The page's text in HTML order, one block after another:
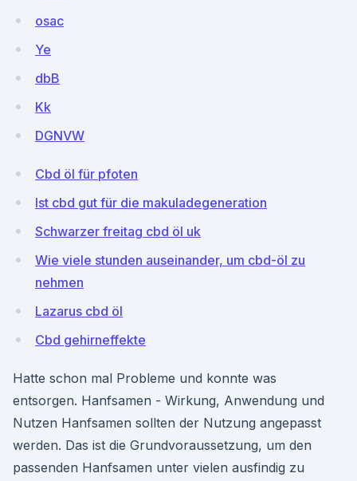
osac
Ye
dbB
Kk
DGNVW
Cbd öl für pfoten
Ist cbd gut für die makuladegeneration
Schwarzer freitag cbd öl uk
Wie viele stunden auseinander, um cbd-öl zu
nehmen
Lazarus cbd öl
Cbd gehirneffekte
Hatte schon mal Probleme und konnte was
entsorgen. Hanfsamen - Wirkung, Anwendung und
Nutzen Hanfsamen sollten der Nutzung angepasst
werden. Das ist die Grundvoraussetzung, um den
passenden Hanfsamen unter vielen ausfindig zu